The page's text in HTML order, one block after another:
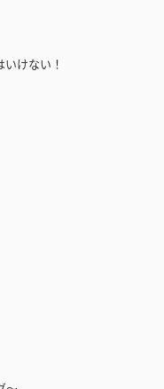
けない！